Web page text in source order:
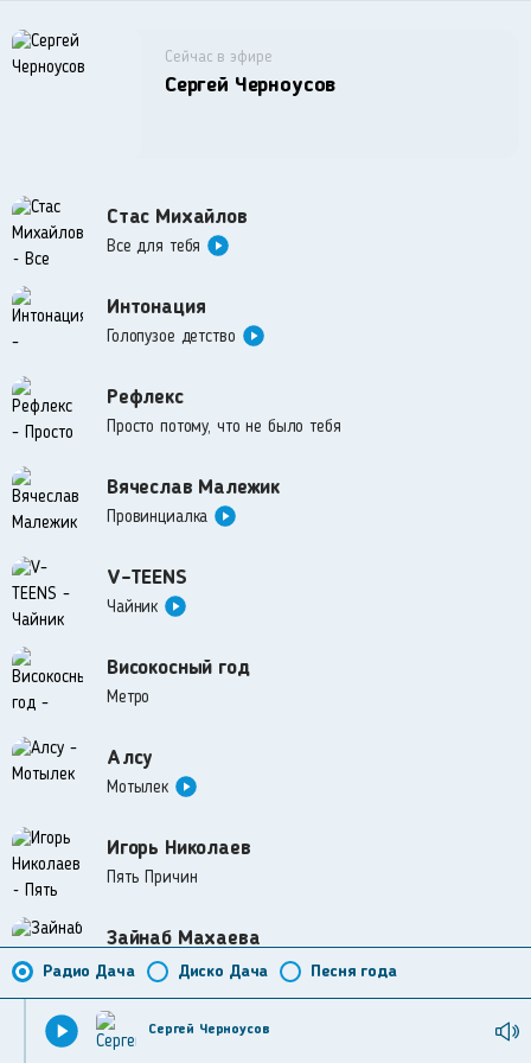
Песня года
Диско Дача
Радио Дача
Сергей Черноусов
Сейчас в эфире
Сергей Черноусов
Стас Михайлов
Все для тебя
Интонация
Голопузое детство
Рефлекс
Просто потому, что не было тебя
Вячеслав Малежик
Провинциалка
V-TEENS
Чайник
Високосный год
Метро
Алсу
Мотылек
Игорь Николаев
Пять Причин
Зайнаб Махаева
Сердце на костре
Маленький Принц